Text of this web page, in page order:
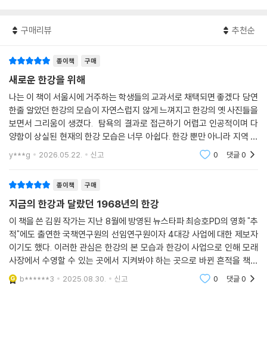
구매리뷰 추천순
종이책 구매
새로운 한강을 위해
나는 이 책이 서울시에 거주하는 학생들의 교과서로 채택되면 좋겠다 당연
한줄 알았던 한강의 모습이 자연스럽지 않게 느껴지고 한강의 옛 사진들을
보면서 그리움이 생겼다. 탐욕의 결과로 접근하기 어렵고 인공적이며 다
양함이 상실된 현재의 한강 모습은 너무 아쉽다. 한강 뿐만 아니라 지역 강
들의 변천을 역사에 포함시켜 알려, 적어도 후손들이 평가할 수 있도록 해
야하지 않을까.
y***g 2026.05.22. 신고 0 댓글0
종이책 구매
지금의 한강과 달랐던 1968년의 한강
이 책을 쓴 김원 작가는 지난 8월에 방영된 뉴스타파 최승호PD의 영화 "추
적"에도 출연한 국책연구원의 선임연구원이자 4대강 사업에 대한 제보자
이기도 했다. 이러한 관심은 한강의 본 모습과 한강이 사업으로 인해 모래
사장에서 수영할 수 있는 곳에서 지켜봐야 하는 곳으로 바뀐 흔적을 책으
로 담았다. 어찌보면 4대강 사업을 닮은 한강의 모습을 보면서 한강의 추
억과 다시 그 때의
b******3 2025.08.30. 신고 0 댓글0